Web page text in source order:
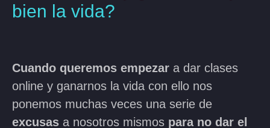
bien la vida?
Cuando queremos empezar a dar clases
online y ganarnos la vida con ello nos
ponemos muchas veces una serie de
excusas a nosotros mismos para no dar el